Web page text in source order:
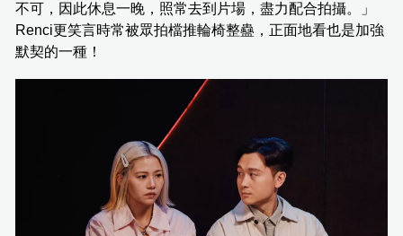
不可，因此休息一晚，照常去到片場，盡力配合拍攝。」
Renci更笑言時常被眾拍檔推輪椅整蠱，正面地看也是加強
默契的一種！